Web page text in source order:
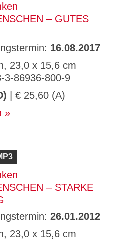
– GUTES
16.08.2017
23,0 x 15,6 cm
3-86936-800-9
| € 25,60 (A)
– STARKE
26.01.2012
23,0 x 15,6 cm